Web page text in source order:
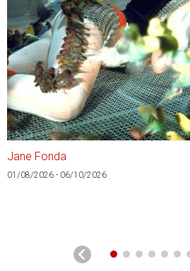
Jane Fonda
01/08/2026 - 06/10/2026